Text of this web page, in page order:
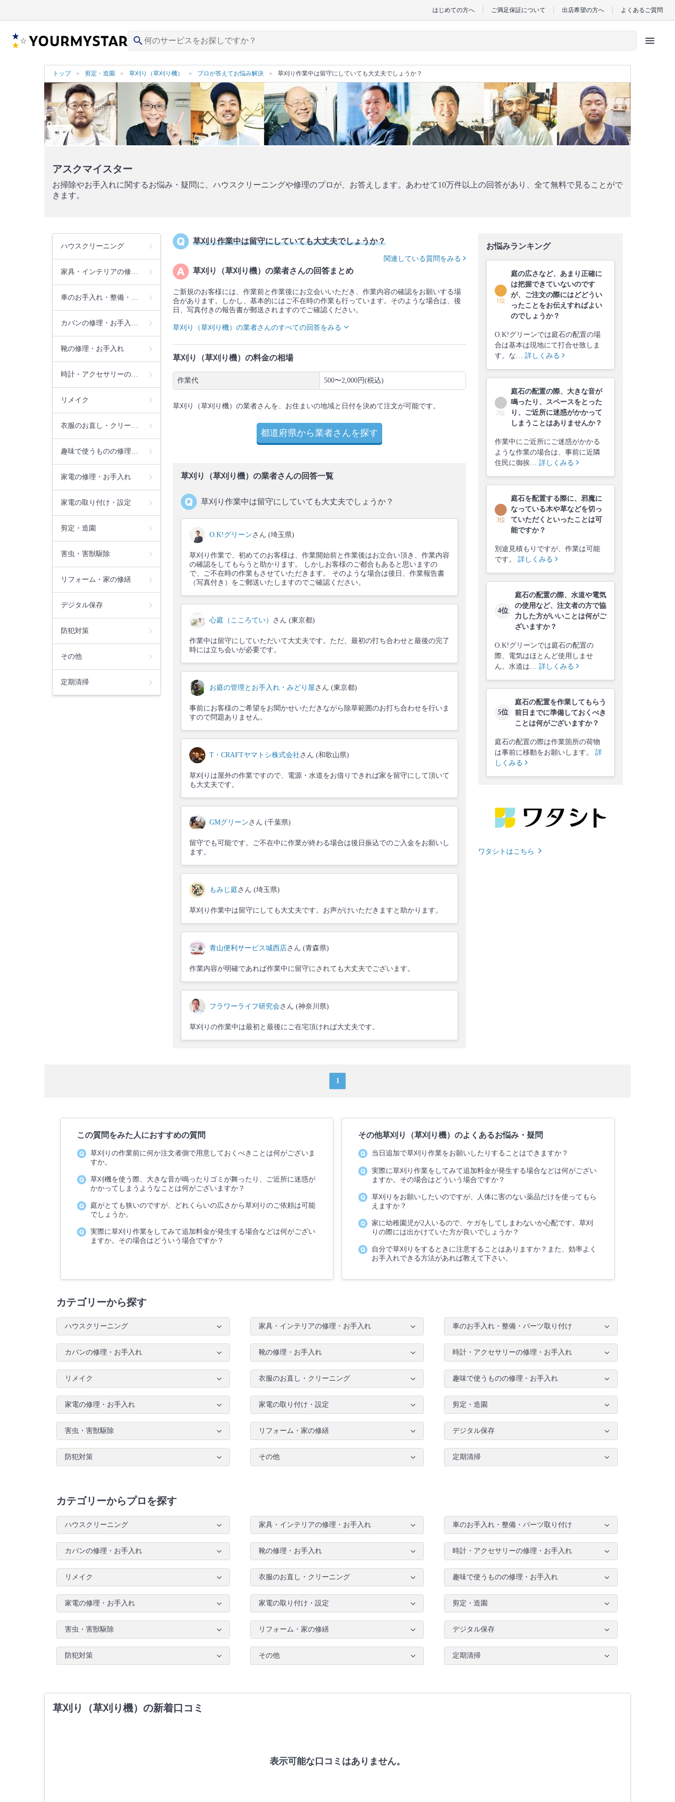
はじめての方へ ご満足保証について 出店希望の方へ よくあるご質問
search menu
トップ 剪定・造園 草刈り（草刈り機） プロが答えてお悩み解決 草刈り作業中は留守にしていても大丈夫でしょうか？
アスクマイスター
お掃除やお手入れに関するお悩み・疑問に、ハウスクリーニングや修理のプロが、お答えします。あわせて10万件以上の回答があり、全て無料で見ることがで
きます。
ハウスクリーニング
家具・インテリアの修…
車のお手入れ・整備・…
カバンの修理・お手入…
靴の修理・お手入れ
時計・アクセサリーの…
リメイク
衣服のお直し・クリー…
趣味で使うものの修理…
家電の修理・お手入れ
家電の取り付け・設定
剪定・造園
害虫・害獣駆除
リフォーム・家の修繕
デジタル保存
防犯対策
その他
定期清掃
草刈り作業中は留守にしていても大丈夫でしょうか？
関連している質問をみる
草刈り（草刈り機）の業者さんの回答まとめ
ご新規のお客様には、作業前と作業後にお立会いいただき、作業内容の確認をお願いする場
合があります。しかし、基本的にはご不在時の作業も行っています。そのような場合は、後
日、写真付きの報告書が郵送されますのでご確認ください。
草刈り（草刈り機）の業者さんのすべての回答をみる
草刈り（草刈り機）の料金の相場
作業代 500〜2,000円(税込)
草刈り（草刈り機）の業者さんを、お住まいの地域と日付を決めて注文が可能です。
都道府県から業者さんを探す
草刈り（草刈り機）の業者さんの回答一覧
草刈り作業中は留守にしていても大丈夫でしょうか？
O.K!グリーン さん (埼玉県)
草刈り作業で、初めてのお客様は、作業開始前と作業後はお立合い頂き、作業内容
の確認をしてもらうと助かります。 しかしお客様のご都合もあると思いますの
で、ご不在時の作業もさせていただきます。 そのような場合は後日、作業報告書
（写真付き）をご郵送いたしますのでご確認ください。
心庭（こころてい） さん (東京都)
作業中は留守にしていただいて大丈夫です。ただ、最初の打ち合わせと最後の完了
時には立ち会いが必要です。
お庭の管理とお手入れ・みどり屋 さん (東京都)
事前にお客様のご希望をお聞かせいただきながら除草範囲のお打ち合わせを行いま
すので問題ありません。
T・CRAFTヤマトシ株式会社 さん (和歌山県)
草刈りは屋外の作業ですので、電源・水道をお借りできれば家を留守にして頂いて
も大丈夫です。
GMグリーン さん (千葉県)
留守でも可能です。ご不在中に作業が終わる場合は後日振込でのご入金をお願いし
ます。
もみじ庭 さん (埼玉県)
草刈り作業中は留守にしても大丈夫です。お声がけいただきますと助かります。
青山便利サービス城西店さん (青森県)
作業内容が明確であれば作業中に留守にされても大丈夫でございます。
フラワーライフ研究会さん (神奈川県)
草刈りの作業中は最初と最後にご在宅頂ければ大丈夫です。
お悩みランキング
1位
庭の広さなど、あまり正確に
は把握できていないのです
が、ご注文の際にはどどうい
ったことをお伝えすればよい
のでしょうか？
O.K!グリーンでは庭石の配置の場
合は基本は現地にて打合せ致しま
す。な… 詳しくみる
2位
庭石の配置の際、大きな音が
鳴ったり、スペースをとった
り、ご近所に迷惑がかかって
しまうことはありませんか？
作業中にご近所にご迷惑がかかる
ような作業の場合は、事前に近隣
住民に御挨… 詳しくみる
3位
庭石を配置する際に、邪魔に
なっている木や草などを切っ
ていただくといったことは可
能ですか？
別途見積もりですが、作業は可能
です。 詳しくみる
4位
庭石の配置の際、水道や電気
の使用など、注文者の方で協
力した方がいいことは何がご
ざいますか？
O.K!グリーンでは庭石の配置の
際、電気はほとんど使用しませ
ん。水道は… 詳しくみる
5位
庭石の配置を作業してもらう
前日までに準備しておくべき
ことは何がございますか？
庭石の配置の際は作業箇所の荷物
は事前に移動をお願いします。 詳
しくみる
ワタシトはこちら
1
この質問をみた人におすすめの質問
草刈りの作業前に何か注文者側で用意しておくべきことは何がございま
すか。
草刈機を使う際、大きな音が鳴ったりゴミが舞ったり、ご近所に迷惑が
かかってしまうようなことは何がございますか？
庭がとても狭いのですが、どれくらいの広さから草刈りのご依頼は可能
でしょうか。
実際に草刈り作業をしてみて追加料金が発生する場合などは何がござい
ますか。その場合はどういう場合ですか？
その他草刈り（草刈り機）のよくあるお悩み・疑問
当日追加で草刈り作業をお願いしたりすることはできますか？
実際に草刈り作業をしてみて追加料金が発生する場合などは何がござい
ますか。その場合はどういう場合ですか？
草刈りをお願いしたいのですが、人体に害のない薬品だけを使ってもら
えますか？
家に幼稚園児が2人いるので、ケガをしてしまわないか心配です。草刈
りの際には出かけていた方が良いでしょうか？
自分で草刈りをするときに注意することはありますか？また、効率よく
お手入れできる方法があれば教えて下さい。
カテゴリーから探す
ハウスクリーニング 家具・インテリアの修理・お手入れ 車のお手入れ・整備・パーツ取り付け
カバンの修理・お手入れ 靴の修理・お手入れ 時計・アクセサリーの修理・お手入れ
リメイク 衣服のお直し・クリーニング 趣味で使うものの修理・お手入れ
家電の修理・お手入れ 家電の取り付け・設定 剪定・造園
害虫・害獣駆除 リフォーム・家の修繕 デジタル保存
防犯対策 その他 定期清掃
カテゴリーからプロを探す
ハウスクリーニング 家具・インテリアの修理・お手入れ 車のお手入れ・整備・パーツ取り付け
カバンの修理・お手入れ 靴の修理・お手入れ 時計・アクセサリーの修理・お手入れ
リメイク 衣服のお直し・クリーニング 趣味で使うものの修理・お手入れ
家電の修理・お手入れ 家電の取り付け・設定 剪定・造園
害虫・害獣駆除 リフォーム・家の修繕 デジタル保存
防犯対策 その他 定期清掃
草刈り（草刈り機）の新着口コミ
表示可能な口コミはありません。